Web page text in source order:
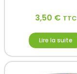
3,50 € TTC
Lire la suite